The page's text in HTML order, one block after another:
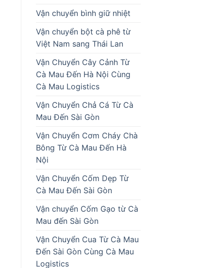
Vận chuyển bình giữ nhiệt
Vận chuyển bột cà phê từ
Việt Nam sang Thái Lan
Vận Chuyển Cây Cảnh Từ
Cà Mau Đến Hà Nội Cùng
Cà Mau Logistics
Vận Chuyển Chả Cá Từ Cà
Mau Đến Sài Gòn
Vận Chuyển Cơm Cháy Chà
Bông Từ Cà Mau Đến Hà
Nội
Vận Chuyển Cốm Dẹp Từ
Cà Mau Đến Sài Gòn
Vận chuyển Cốm Gạo từ Cà
Mau đến Sài Gòn
Vận Chuyển Cua Từ Cà Mau
Đến Sài Gòn Cùng Cà Mau
Logistics